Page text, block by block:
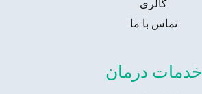
گالری
تماس با ما
خدمات درمان